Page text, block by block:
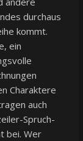
durchaus
kommt.
ein
Charaktere
auch
Spruch-
bei. Wer